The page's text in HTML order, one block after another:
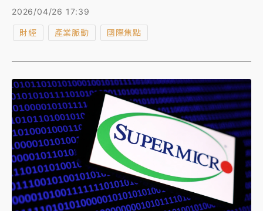
但這波反彈仍相當引人注目，即使市場傳出甲骨文
（Oracle）取消一份估計金額介於11億至14億美元（約
346.68億至441.22億台幣）之間的合約，美超微股價
2026/04/26 17:39
財經 產業脈動 國際焦點